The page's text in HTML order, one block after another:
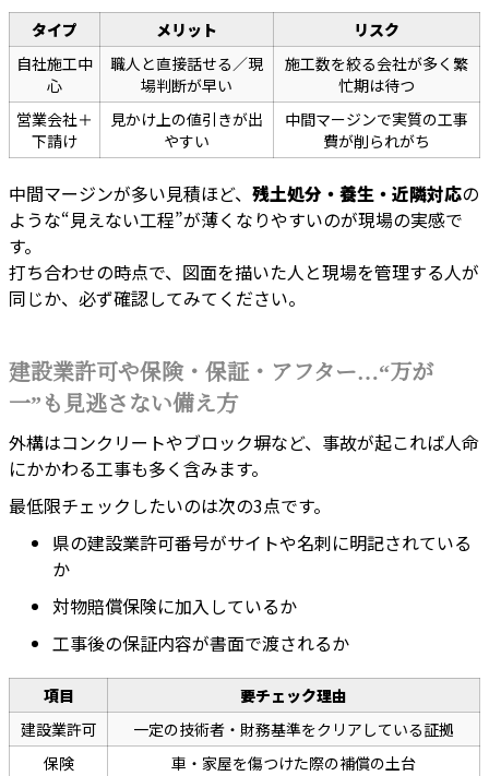
タイプ メリット
リスク
自社施工中
心
職人と直接話せる／現
場判断が早い
施工数を絞る会社が多く繁
忙期は待つ
営業会社＋
下請け
見かけ上の値引きが出
やすい
中間マージンで実質の工事
費が削られがち
中間マージンが多い見積ほど、 残土処分・養生・近隣対応の
ような“見えない工程”が薄くなりやすいのが現場の実感で
す。
打ち合わせの時点で、図面を描いた人と現場を管理する人が
同じか、必ず確認してみてください。
建設業許可や保険・保証・アフター…“万が
一”も見逃さない備え方
外構はコンクリートやブロック塀など、事故が起これば人命
にかかわる工事も多く含みます。
最低限チェックしたいのは次の3点です。
県の建設業許可番号がサイトや名刺に明記されている
か
対物賠償保険に加入しているか
工事後の保証内容が書面で渡されるか
項目
要チェック理由
建設業許可
一定の技術者・財務基準をクリアしている証拠
保険
車・家屋を傷つけた際の補償の土台